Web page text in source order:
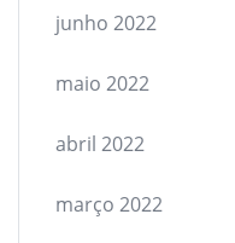
junho 2022
maio 2022
abril 2022
março 2022